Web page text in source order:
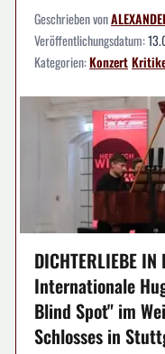
Geschrieben von
Veröffentlichungsdatum:
Kategorien:Konzert
DICHTERLIEBE IN
Internationale
Blind Spot" im
Schlosses in